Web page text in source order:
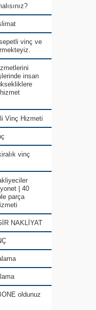
vinç ve
insan
Vinç Hizmeti
vinç
| 40
parça
NAKLİYAT
oldunuz